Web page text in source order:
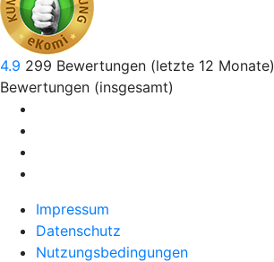
4.9 299 Bewertungen (letzte 12 Monate)
Bewertungen (insgesamt)
Impressum
Datenschutz
Nutzungsbedingungen